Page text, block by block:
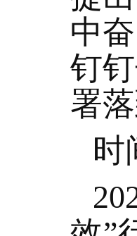
中
钉
署落
时